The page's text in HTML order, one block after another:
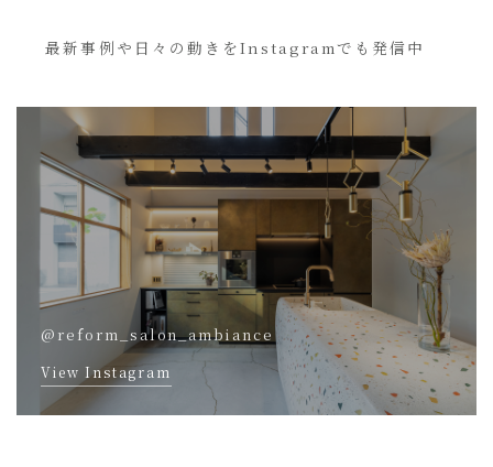
最新事例や日々の動きをInstagramでも発信中
@reform_salon_ambiance
View Instagram